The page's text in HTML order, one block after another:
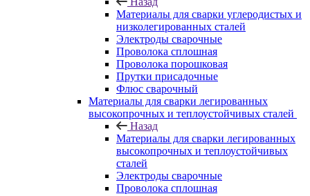
Материалы для сварки углеродистых и
низколегированных сталей
Электроды сварочные
Проволока сплошная
Проволока порошковая
Прутки присадочные
Флюс сварочный
Материалы для сварки легированных
высокопрочных и теплоустойчивых сталей
Назад
Материалы для сварки легированных
высокопрочных и теплоустойчивых
сталей
Электроды сварочные
Проволока сплошная